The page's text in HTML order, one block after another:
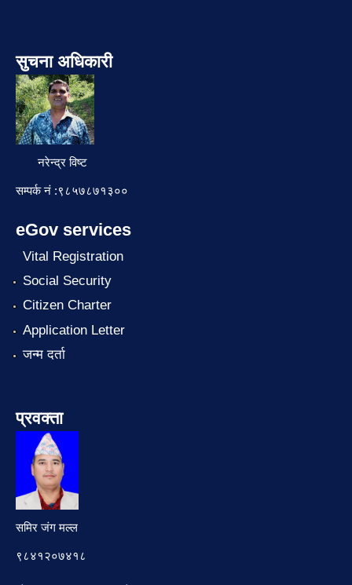
सुचना अधिकारी
नरेन्द्र विष्ट
सम्पर्क नं :९८५७८७१३००
eGov services
Vital Registration
Social Security
Citizen Charter
Application Letter
जन्म दर्ता
प्रवक्ता
समिर जंग मल्ल
९८४१२०७४१८